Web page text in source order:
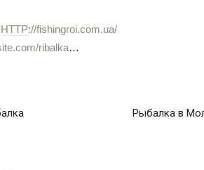
HTTP://fishingroi.com.ua/
ribalka…
Рыбалка в